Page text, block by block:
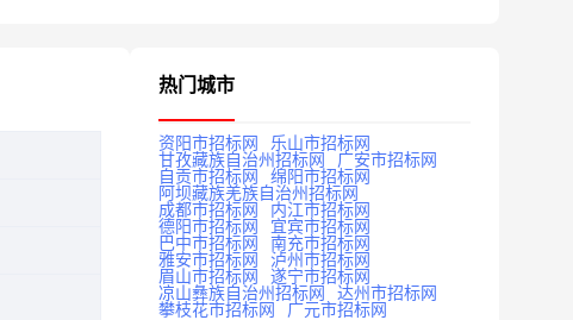
热门城市
资阳市招标网
乐山市招标网
甘孜藏族自治州招标网
广安市招标网
自贡市招标网
绵阳市招标网
阿坝藏族羌族自治州招标网
成都市招标网
内江市招标网
德阳市招标网
宜宾市招标网
巴中市招标网
南充市招标网
雅安市招标网
泸州市招标网
眉山市招标网
遂宁市招标网
凉山彝族自治州招标网
达州市招标网
攀枝花市招标网
广元市招标网